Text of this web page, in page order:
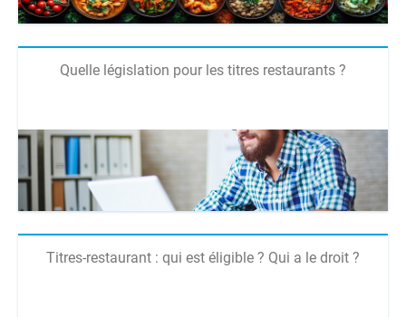
Quelle législation pour les titres restaurants ?
Titres-restaurant : qui est éligible ? Qui a le droit ?